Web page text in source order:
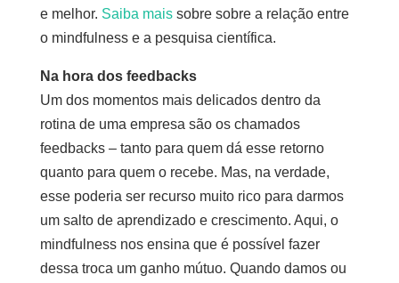
e melhor. Saiba mais sobre sobre a relação entre
o mindfulness e a pesquisa científica.
Na hora dos feedbacks
Um dos momentos mais delicados dentro da
rotina de uma empresa são os chamados
feedbacks – tanto para quem dá esse retorno
quanto para quem o recebe. Mas, na verdade,
esse poderia ser recurso muito rico para darmos
um salto de aprendizado e crescimento. Aqui, o
mindfulness nos ensina que é possível fazer
dessa troca um ganho mútuo. Quando damos ou